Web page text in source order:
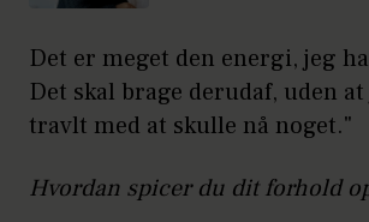
Det er meget den energi, jeg
Det skal brage derudaf, uden
travlt med at skulle nå noget."
Hvordan spicer du dit forhold